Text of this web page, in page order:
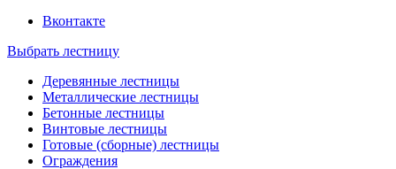
Вконтакте
Выбрать лестницу
Деревянные лестницы
Металлические лестницы
Бетонные лестницы
Винтовые лестницы
Готовые (сборные) лестницы
Ограждения